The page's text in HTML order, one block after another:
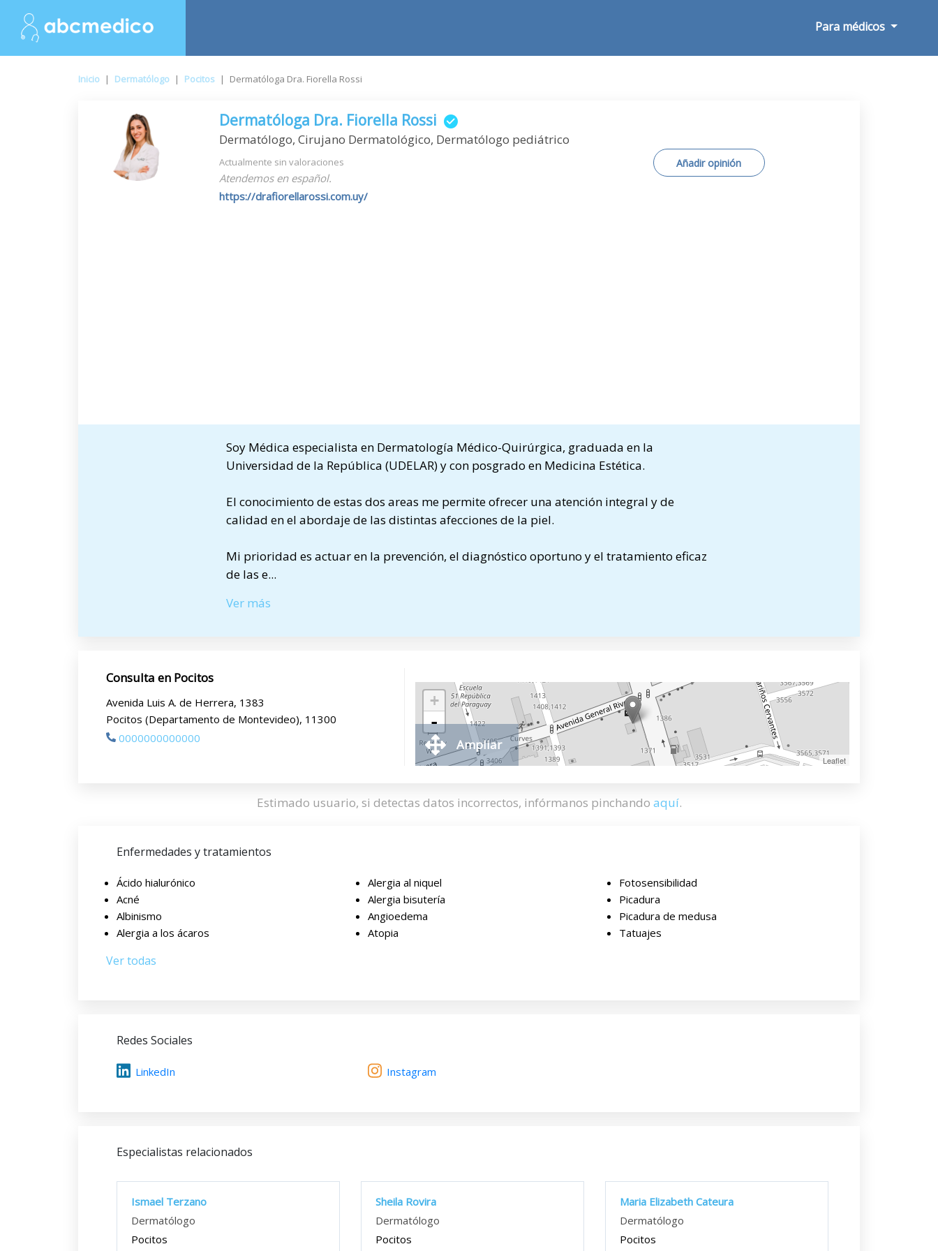
Para médicos
Inicio | Dermatólogo | Pocitos | Dermatóloga Dra. Fiorella Rossi
Dermatóloga Dra. Fiorella Rossi
Dermatólogo, Cirujano Dermatológico, Dermatólogo pediátrico
Actualmente sin valoraciones
Atendemos en español.
https://drafiorellarossi.com.uy/
Añadir opinión
Soy Médica especialista en Dermatología Médico-Quirúrgica, graduada en la
Universidad de la República (UDELAR) y con posgrado en Medicina Estética.
El conocimiento de estas dos areas me permite ofrecer una atención integral y de
calidad en el abordaje de las distintas afecciones de la piel.
Mi prioridad es actuar en la prevención, el diagnóstico oportuno y el tratamiento eficaz
de las e...
Ver más
Consulta en Pocitos
Avenida Luis A. de Herrera, 1383
Pocitos (Departamento de Montevideo), 11300
0000000000000
+
-
Leaflet
Ampliar
Estimado usuario, si detectas datos incorrectos, infórmanos pinchando aquí.
Enfermedades y tratamientos
Ácido hialurónico
Acné
Albinismo
Alergia a los ácaros
Alergia al niquel
Alergia bisutería
Angioedema
Atopia
Fotosensibilidad
Picadura
Picadura de medusa
Tatuajes
Ver todas
Redes Sociales
LinkedIn Instagram
Especialistas relacionados
Ismael Terzano
Dermatólogo
Pocitos
Sheila Rovira
Dermatólogo
Pocitos
Maria Elizabeth Cateura
Dermatólogo
Pocitos